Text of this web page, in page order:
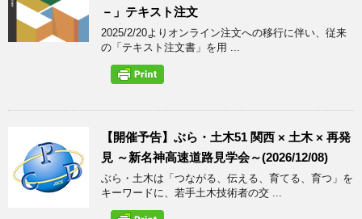
－」テキスト注文
2025/2/20よりオンライン注文への移行に伴い、従来
の「テキスト注文書」を用 ...
【開催予告】ぶら・土木51 関西 × 土木 × 再発
見 ～新名神高速道路見学会～(2026/12/08)
ぶら・土木は「つながる、伝える、育てる、育つ」を
キーワードに、若手土木技術者の交 ...